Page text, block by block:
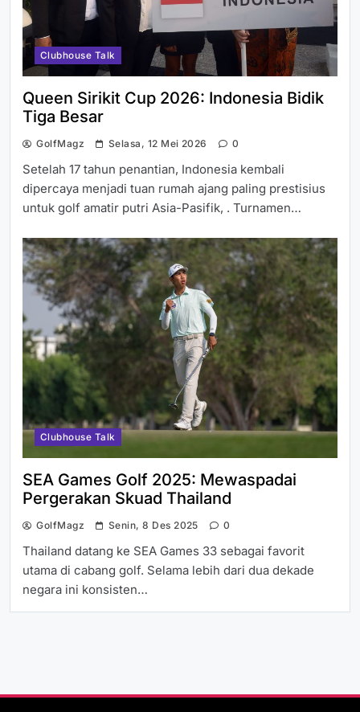
Clubhouse Talk
Queen Sirikit Cup 2026: Indonesia Bidik
Tiga Besar
GolfMagz Selasa, 12 Mei 2026 0
Setelah 17 tahun penantian, Indonesia kembali
dipercaya menjadi tuan rumah ajang paling prestisius
untuk golf amatir putri Asia-Pasifik, . Turnamen…
Clubhouse Talk
SEA Games Golf 2025: Mewaspadai
Pergerakan Skuad Thailand
GolfMagz Senin, 8 Des 2025 0
Thailand datang ke SEA Games 33 sebagai favorit
utama di cabang golf. Selama lebih dari dua dekade
negara ini konsisten…